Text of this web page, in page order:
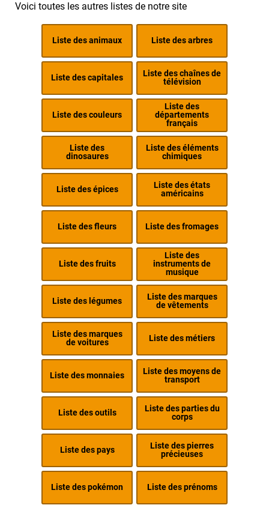
Voici toutes les autres listes de notre site
Liste des animaux Liste des arbres
Liste des capitales
Liste des chaînes de
télévision
Liste des couleurs
Liste des
départements
français
Liste des
dinosaures
Liste des éléments
chimiques
Liste des épices
Liste des états
américains
Liste des fleurs Liste des fromages
Liste des fruits
Liste des
instruments de
musique
Liste des légumes
Liste des marques
de vêtements
Liste des marques
de voitures
Liste des métiers
Liste des monnaies
Liste des moyens de
transport
Liste des outils
Liste des parties du
corps
Liste des pays
Liste des pierres
précieuses
Liste des pokémon Liste des prénoms